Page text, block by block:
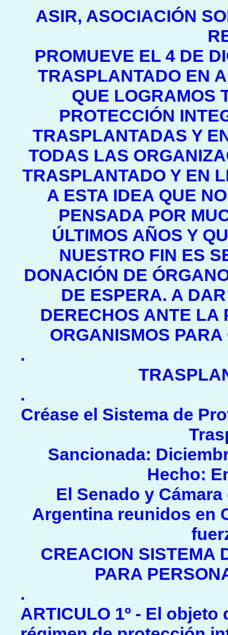
ASIR, ASOCIACIÓN
PROMUEVE EL 4 DE
TRASPLANTADO EN
QUE LOGRAMOS
PROTECCIÓN
TRASPLANTADAS Y
TODAS LAS
TRASPLANTADO Y EN
A ESTA IDEA QUE
PENSADA POR
ÚLTIMOS AÑOS Y
NUESTRO FIN ES
DONACIÓN DE
DE ESPERA. A
DERECHOS ANTE LA
ORGANISMOS
.
.
Créase el Sistema de
Sancionada:
Hecho:
El Senado y
Argentina reunidos en
CREACION SISTEMA
PARA
.
ARTICULO 1º - El